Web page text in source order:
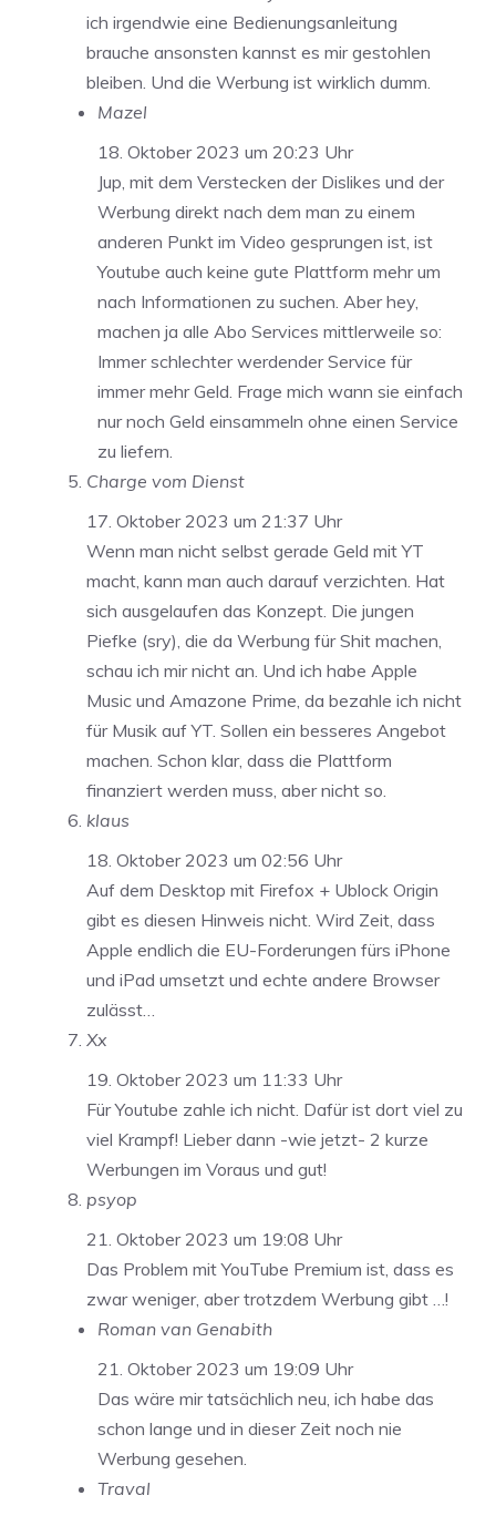
ich irgendwie eine Bedienungsanleitung
brauche ansonsten kannst es mir gestohlen
bleiben. Und die Werbung ist wirklich dumm.
Mazel
18. Oktober 2023 um 20:23 Uhr
Jup, mit dem Verstecken der Dislikes und der
Werbung direkt nach dem man zu einem
anderen Punkt im Video gesprungen ist, ist
Youtube auch keine gute Plattform mehr um
nach Informationen zu suchen. Aber hey,
machen ja alle Abo Services mittlerweile so:
Immer schlechter werdender Service für
immer mehr Geld. Frage mich wann sie einfach
nur noch Geld einsammeln ohne einen Service
zu liefern.
Charge vom Dienst
17. Oktober 2023 um 21:37 Uhr
Wenn man nicht selbst gerade Geld mit YT
macht, kann man auch darauf verzichten. Hat
sich ausgelaufen das Konzept. Die jungen
Piefke (sry), die da Werbung für Shit machen,
schau ich mir nicht an. Und ich habe Apple
Music und Amazone Prime, da bezahle ich nicht
für Musik auf YT. Sollen ein besseres Angebot
machen. Schon klar, dass die Plattform
finanziert werden muss, aber nicht so.
klaus
18. Oktober 2023 um 02:56 Uhr
Auf dem Desktop mit Firefox + Ublock Origin
gibt es diesen Hinweis nicht. Wird Zeit, dass
Apple endlich die EU-Forderungen fürs iPhone
und iPad umsetzt und echte andere Browser
zulässt…
Xx
19. Oktober 2023 um 11:33 Uhr
Für Youtube zahle ich nicht. Dafür ist dort viel zu
viel Krampf! Lieber dann -wie jetzt- 2 kurze
Werbungen im Voraus und gut!
psyop
21. Oktober 2023 um 19:08 Uhr
Das Problem mit YouTube Premium ist, dass es
zwar weniger, aber trotzdem Werbung gibt …!
Roman van Genabith
21. Oktober 2023 um 19:09 Uhr
Das wäre mir tatsächlich neu, ich habe das
schon lange und in dieser Zeit noch nie
Werbung gesehen.
Traval